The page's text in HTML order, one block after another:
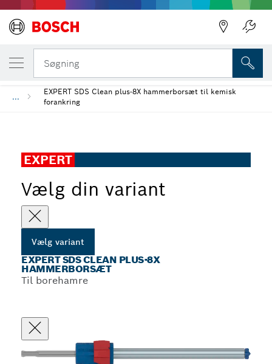
Søgning
...
EXPERT SDS Clean plus-8X hammerborsæt til kemisk
forankring
EXPERT
Vælg din variant
Vælg variant
EXPERT SDS CLEAN PLUS-8X
HAMMERBORSÆT
Til borehamre
DIN VALGTE VARIANT
EXPERT SDS Clean plus-8X hammerborsæt